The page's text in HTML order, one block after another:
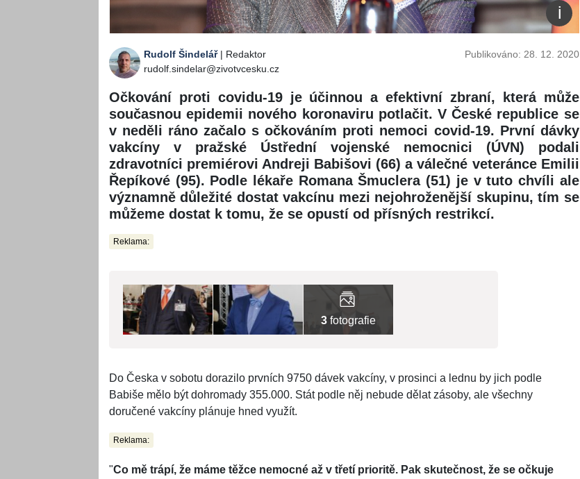
Rudolf Šindelář| Redaktor
rudolf.sindelar@zivotvcesku.cz
Publikováno: 28. 12. 2020
Očkování proti covidu-19 je účinnou a efektivní zbraní, která může
současnou epidemii nového koronaviru potlačit. V České republice se
v neděli ráno začalo s očkováním proti nemoci covid-19. První dávky
vakcíny v pražské Ústřední vojenské nemocnici (ÚVN) podali
zdravotníci premiérovi Andreji Babišovi (66) a válečné veteránce Emilii
Řepíkové (95). Podle lékaře Romana Šmuclera (51) je v tuto chvíli ale
významně důležité dostat vakcínu mezi nejohroženější skupinu, tím se
můžeme dostat k tomu, že se opustí od přísných restrikcí.
Reklama:
3 fotografie
Do Česka v sobotu dorazilo prvních 9750 dávek vakcíny, v prosinci a lednu by jich podle
Babiše mělo být dohromady 355.000. Stát podle něj nebude dělat zásoby, ale všechny
doručené vakcíny plánuje hned využít.
Reklama:
"Co mě trápí, že máme těžce nemocné až v třetí prioritě. Pak skutečnost, že se očkuje